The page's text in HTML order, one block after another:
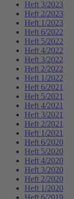
Heft 3/2023
Heft 2/2023
Heft 1/2023
Heft 6/2022
Heft 5/2022
Heft 4/2022
Heft 3/2022
Heft 2/2022
Heft 1/2022
Heft 6/2021
Heft 5/2021
Heft 4/2021
Heft 3/2021
Heft 2/2021
Heft 1/2021
Heft 6/2020
Heft 5/2020
Heft 4/2020
Heft 3/2020
Heft 2/2020
Heft 1/2020